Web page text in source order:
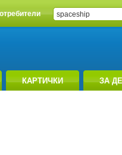
КАРТИЧКИ ЗА